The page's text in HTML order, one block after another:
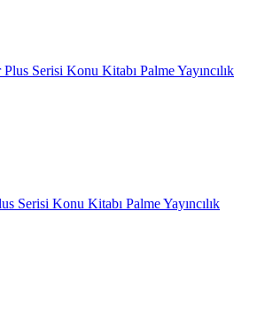
Serisi Konu Kitabı Palme Yayıncılık